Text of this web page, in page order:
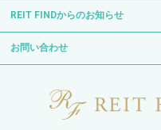
REIT FINDからのお知らせ
お問い合わせ